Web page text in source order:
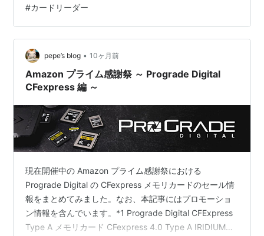
￥49,980…
#カードリーダー
pepe’s blog • 10ヶ月前
Amazon プライム感謝祭 ～ Prograde Digital
CFexpress 編 ～
現在開催中の Amazon プライム感謝祭における
Prograde Digital の CFexpress メモリカードのセール情
報をまとめてみました。なお、本記事にはプロモーショ
ン情報を含んでいます。*1 Prograde Digital CFExpress
Type A メモリカード CFexpress 4.0 Type A IRIDIUM